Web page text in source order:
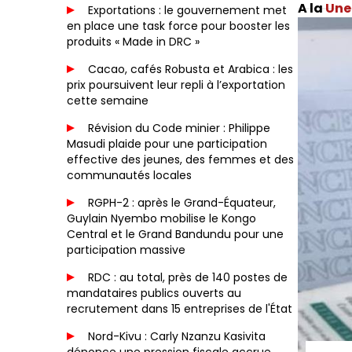
Exportations : le gouvernement met
en place une task force pour booster les
produits « Made in DRC »
Cacao, cafés Robusta et Arabica : les
prix poursuivent leur repli à l’exportation
cette semaine
Révision du Code minier : Philippe
Masudi plaide pour une participation
effective des jeunes, des femmes et des
communautés locales
RGPH-2 : après le Grand-Équateur,
Guylain Nyembo mobilise le Kongo
Central et le Grand Bandundu pour une
participation massive
RDC : au total, près de 140 postes de
mandataires publics ouverts au
recrutement dans 15 entreprises de l'État
Nord-Kivu : Carly Nzanzu Kasivita